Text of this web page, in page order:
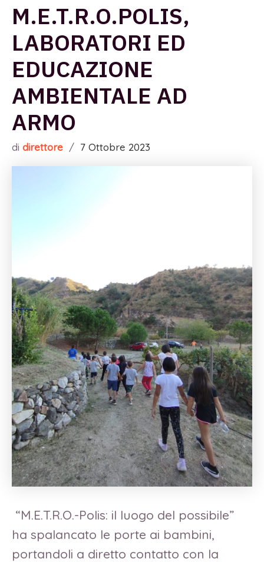
M.E.T.R.O.POLIS,
LABORATORI ED
EDUCAZIONE
AMBIENTALE AD
ARMO
di direttore / 7 Ottobre 2023
“M.E.T.R.O.-Polis: il luogo del possibile”
ha spalancato le porte ai bambini,
portandoli a diretto contatto con la